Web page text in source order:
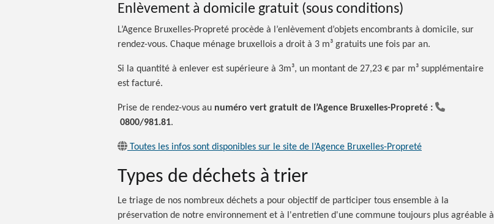
Enlèvement à domicile gratuit (sous conditions)
L’Agence Bruxelles-Propreté procède à l’enlèvement d’objets encombrants à domicile, sur
rendez-vous. Chaque ménage bruxellois a droit à 3 m³ gratuits une fois par an.
Si la quantité à enlever est supérieure à 3m³, un montant de 27,23 € par m³ supplémentaire
est facturé.
Prise de rendez-vous au numéro vert gratuit de l’Agence Bruxelles-Propreté :
0800/981.81.
Toutes les infos sont disponibles sur le site de l’Agence Bruxelles-Propreté
Types de déchets à trier
Le triage de nos nombreux déchets a pour objectif de participer tous ensemble à la
préservation de notre environnement et à l'entretien d'une commune toujours plus agréable à